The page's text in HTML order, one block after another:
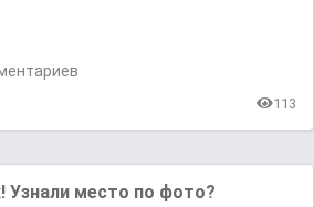
113
Узнали место по фото?